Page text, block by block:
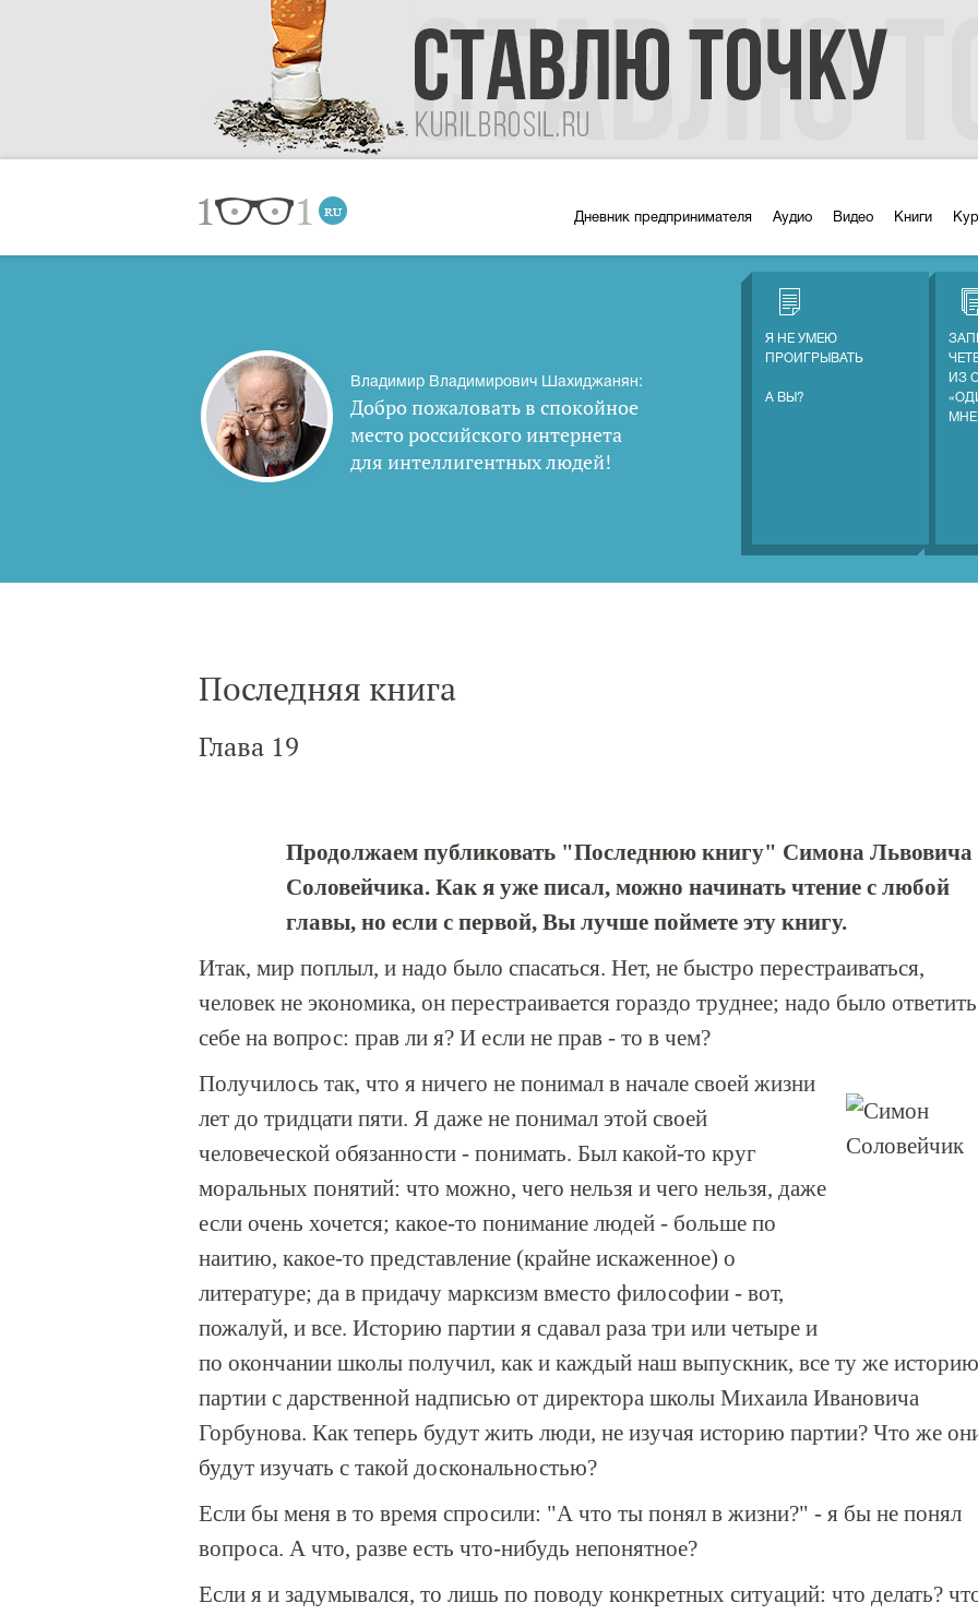
Дневник предпринимателя Аудио Видео Книги
Владимир Владимирович Шахиджанян:
Добро пожаловать в спокойное
место российского интернета
для интеллигентных людей!
Я НЕ УМЕЮ
ПРОИГРЫВАТЬ
А ВЫ?
ИЗ
МНЕ
Последняя книга
Глава 19
Продолжаем публиковать "Последнюю книгу" Симона Львовича
Соловейчика. Как я уже писал, можно начинать чтение с любой
главы, но если с первой, Вы лучше поймете эту книгу.
Итак, мир поплыл, и надо было спасаться. Нет, не быстро перестраиваться,
человек не экономика, он перестраивается гораздо труднее; надо было ответить
себе на вопрос: прав ли я? И если не прав - то в чем?
Получилось так, что я ничего не понимал в начале своей жизни
лет до тридцати пяти. Я даже не понимал этой своей
человеческой обязанности - понимать. Был какой-то круг
моральных понятий: что можно, чего нельзя и чего нельзя, даже
если очень хочется; какое-то понимание людей - больше по
наитию, какое-то представление (крайне искаженное) о
литературе; да в придачу марксизм вместо философии - вот,
пожалуй, и все. Историю партии я сдавал раза три или четыре и
по окончании школы получил, как и каждый наш выпускник, все ту же историю
партии с дарственной надписью от директора школы Михаила Ивановича
Горбунова. Как теперь будут жить люди, не изучая историю партии? Что же
будут изучать с такой доскональностью?
Если бы меня в то время спросили: "А что ты понял в жизни?" - я бы не понял
вопроса. А что, разве есть что-нибудь непонятное?
Если я и задумывался, то лишь по поводу конкретных ситуаций: что делать?